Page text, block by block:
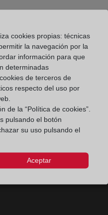
Madrid
de registradores
(abre en ventana nueva)
cookies propias: técnicas
la navegación por la
información para que
determinadas
de terceros de
respecto del uso por
de la “Política de cookies”.
pulsando el botón
su uso pulsando el
Aceptar